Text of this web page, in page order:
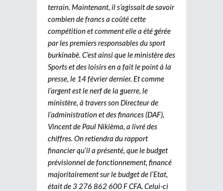
terrain. Maintenant, il s’agissait de savoir
combien de francs a coûté cette
compétition et comment elle a été gérée
par les premiers responsables du sport
burkinabè. C’est ainsi que le ministère des
Sports et des loisirs en a fait le point à la
presse, le 14 février dernier. Et comme
l’argent est le nerf de la guerre, le
ministère, à travers son Directeur de
l’administration et des finances (DAF),
Vincent de Paul Nikièma, a livré des
chiffres. On retiendra du rapport
financier qu’il a présenté, que le budget
prévisionnel de fonctionnement, financé
majoritairement sur le budget de l’Etat,
était de 3 276 862 600 F CFA. Celui-ci